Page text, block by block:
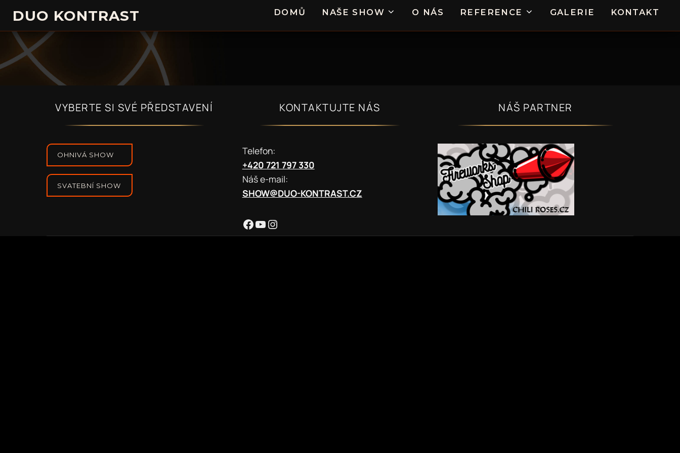
DUO KONTRAST DOMŮ NAŠE SHOW O NÁS REFERENCE GALERIE KONTAKT
VYBERTE SI SVÉ PŘEDSTAVENÍ
OHNIVÁ SHOW
SVATEBNÍ SHOW
KONTAKTUJTE NÁS
Telefon:
+420 721 797 330
Náš e-mail:
SHOW@DUO-KONTRAST.CZ
NÁŠ PARTNER